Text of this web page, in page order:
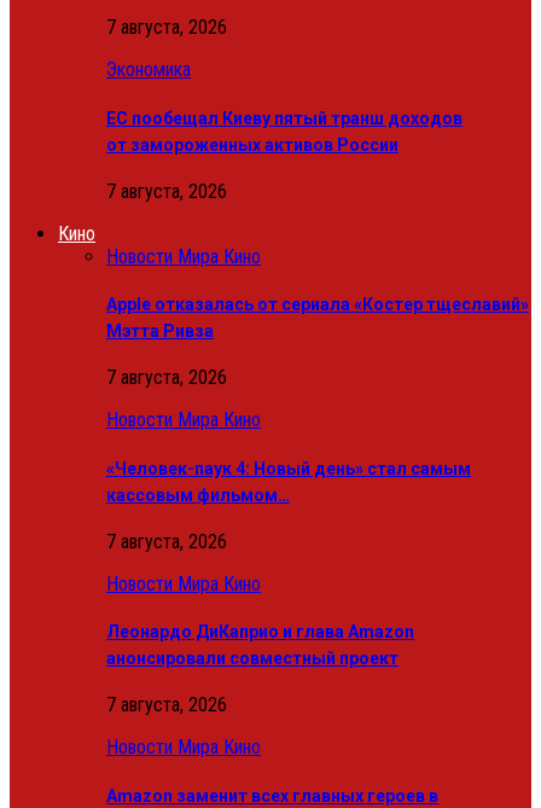
7 августа, 2026
Экономика
ЕС пообещал Киеву пятый транш доходов
от замороженных активов России
7 августа, 2026
Кино
Новости Мира Кино
Apple отказалась от сериала «Костер тщеславий»
Мэтта Ривза
7 августа, 2026
Новости Мира Кино
«Человек-паук 4: Новый день» стал самым
кассовым фильмом…
7 августа, 2026
Новости Мира Кино
Леонардо ДиКаприо и глава Amazon
анонсировали совместный проект
7 августа, 2026
Новости Мира Кино
Amazon заменит всех главных героев в